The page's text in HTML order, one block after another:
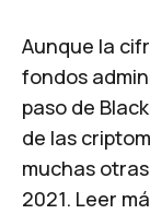
Aunque la
fondos
paso de
de las
muchas
2021. Leer